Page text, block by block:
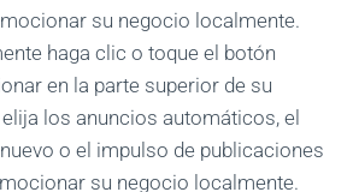
su negocio localmente.
haga clic o toque el botón
en la parte superior de su
elija los anuncios automáticos, el
o el impulso de publicaciones
su negocio localmente.